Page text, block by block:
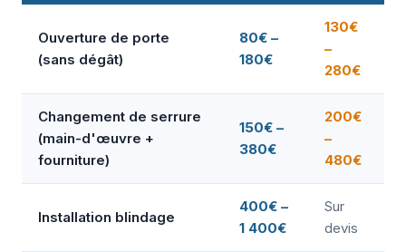
Ouverture de porte
(sans dégât)
80€ –
180€
130€
–
280€
Changement de serrure
(main-d'œuvre +
fourniture)
150€ –
380€
200€
–
480€
Installation blindage
400€ –
1 400€
Sur
devis